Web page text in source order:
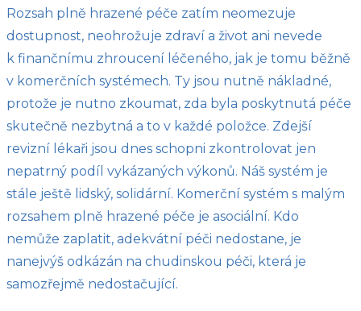
Rozsah plně hrazené péče zatím neomezuje
dostupnost, neohrožuje zdraví a život ani nevede
k finančnímu zhroucení léčeného, jak je tomu běžně
v komerčních systémech. Ty jsou nutně nákladné,
protože je nutno zkoumat, zda byla poskytnutá péče
skutečně nezbytná a to v každé položce. Zdejší
revizní lékaři jsou dnes schopni zkontrolovat jen
nepatrný podíl vykázaných výkonů. Náš systém je
stále ještě lidský, solidární. Komerční systém s malým
rozsahem plně hrazené péče je asociální. Kdo
nemůže zaplatit, adekvátní péči nedostane, je
nanejvýš odkázán na chudinskou péči, která je
samozřejmě nedostačující.